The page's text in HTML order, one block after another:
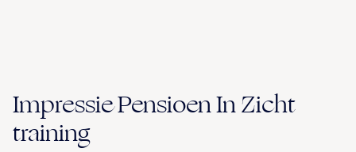
Impressie Pensioen In Zicht
training